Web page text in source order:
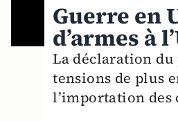
Guerre en
d’armes à
La déclaration
tensions de plus
l’importation des